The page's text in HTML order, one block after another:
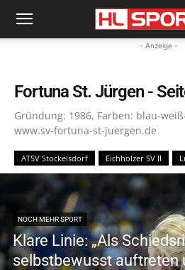
- Anzeige -
Fortuna St. Jürgen -
Gründung: 1986, Farben: blau-
www.sv-fortuna-st-juergen.de
ATSV Stockelsdorf Eichholzer SV II
NOCH MEHR SPORT
Klare Linie: „Als
selbstbewusst auftreten